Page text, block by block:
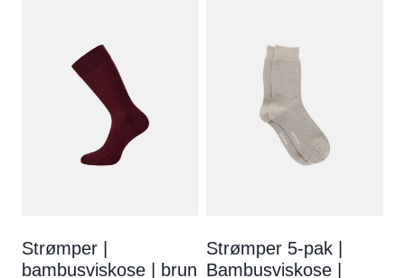
Strømper |
bambusviskose | brun
Strømper 5-pak |
Bambusviskose |